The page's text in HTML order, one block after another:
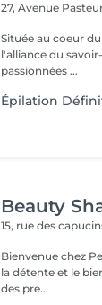
27, Avenue
Située au coeur
l'alliance du savoir-faire et
passionnées ...
Épilation
Beauty
15, rue des
Bienvenue chez
la détente et le bien-être ! Que tu recherches
des pre...